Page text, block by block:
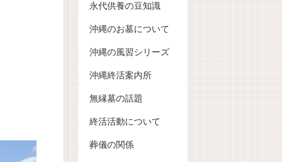
永代供養の豆知識
沖縄のお墓について
沖縄の風習シリーズ
沖縄終活案内所
無縁墓の話題
終活活動について
葬儀の関係